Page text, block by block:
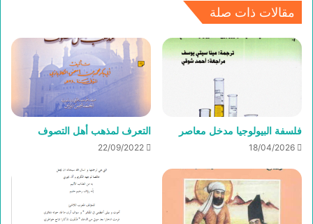
مقالات ذات صلة
فلسفة البيولوجيا مدخل معاصر
18/04/2026
التعرف لمذهب أهل التصوف
22/09/2022